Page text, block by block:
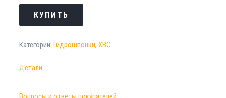
КУПИТЬ
Категории:Гидрошпонки,ХВС
Детали